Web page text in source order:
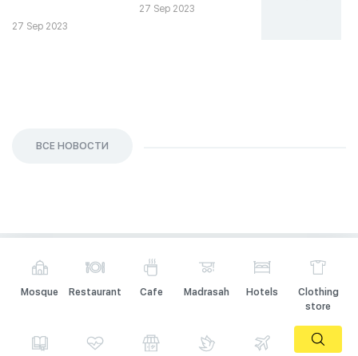
27 Sep 2023
27 Sep 2023
ВСЕ НОВОСТИ
Mosque Restaurant Cafe Madrasah Hotels
Clothing
store